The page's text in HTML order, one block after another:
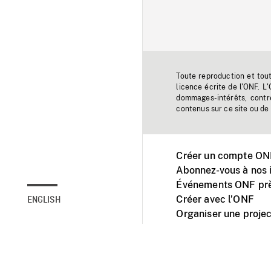
ENGLISH
Toute reproduction et
licence écrite de l'ONF.
dommages-intérêts,
contenus sur ce site ou
Créer un compte
Abonnez-vous à
Événements ONF
Créer avec l’ONF
Organiser une